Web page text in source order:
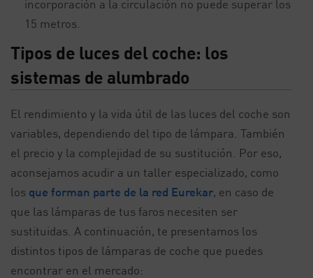
incorporación a la circulación no puede superar los
15 metros.
Tipos de luces del coche: los
sistemas de alumbrado
El rendimiento y la vida útil de las luces del coche son
variables, dependiendo del tipo de lámpara. También
el precio y la complejidad de su sustitución. Por eso,
aconsejamos acudir a un taller especializado, como
los que forman parte de la red Eurekar, en caso de
que las lámparas de tus faros necesiten ser
sustituidas. A continuación, te presentamos los
distintos tipos de lámparas de coche que puedes
encontrar en el mercado: